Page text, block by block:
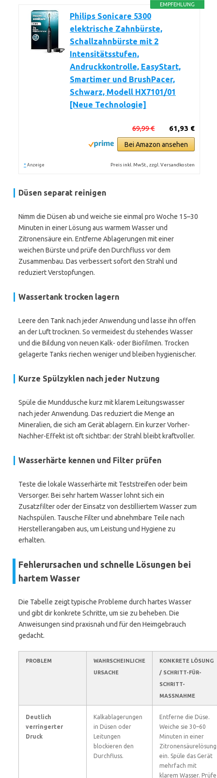
EMPFEHLUNG
Philips Sonicare 5300
elektrische Zahnbürste,
Schallzahnbürste mit 2
Intensitätsstufen,
Andruckkontrolle, EasyStart,
Smartimer und BrushPacer,
Schwarz, Modell HX7101/01
[Neue Technologie]
61,93 €
69,99 €
Bei Amazon ansehen
* Anzeige Preis inkl. MwSt., zzgl. Versandkosten
Düsen separat reinigen
Nimm die Düsen ab und weiche sie einmal pro Woche 15–30
Minuten in einer Lösung aus warmem Wasser und
Zitronensäure ein. Entferne Ablagerungen mit einer
weichen Bürste und prüfe den Durchfluss vor dem
Zusammenbau. Das verbessert sofort den Strahl und
reduziert Verstopfungen.
Wassertank trocken lagern
Leere den Tank nach jeder Anwendung und lasse ihn offen
an der Luft trocknen. So vermeidest du stehendes Wasser
und die Bildung von neuen Kalk- oder Biofilmen. Trocken
gelagerte Tanks riechen weniger und bleiben hygienischer.
Kurze Spülzyklen nach jeder Nutzung
Spüle die Munddusche kurz mit klarem Leitungswasser
nach jeder Anwendung. Das reduziert die Menge an
Mineralien, die sich am Gerät ablagern. Ein kurzer Vorher-
Nachher-Effekt ist oft sichtbar: der Strahl bleibt kraftvoller.
Wasserhärte kennen und Filter prüfen
Teste die lokale Wasserhärte mit Teststreifen oder beim
Versorger. Bei sehr hartem Wasser lohnt sich ein
Zusatzfilter oder der Einsatz von destilliertem Wasser zum
Nachspülen. Tausche Filter und abnehmbare Teile nach
Herstellerangaben aus, um Leistung und Hygiene zu
erhalten.
Fehlerursachen und schnelle Lösungen bei
hartem Wasser
Die Tabelle zeigt typische Probleme durch hartes Wasser
und gibt dir konkrete Schritte, um sie zu beheben. Die
Anweisungen sind praxisnah und für den Heimgebrauch
gedacht.
PROBLEM
WAHRSCHEINLICHE
URSACHE
KONKRETE LÖSUNG
/ SCHRITT-FÜR-
SCHRITT-
MASSNAHME
Deutlich
verringerter
Druck
Kalkablagerungen
in Düsen oder
Leitungen
blockieren den
Durchfluss.
Entferne die Düse.
Weiche sie 30–60
Minuten in einer
Zitronensäurelösung
ein. Spüle das Gerät
mehrfach mit
klarem Wasser. Prüfe